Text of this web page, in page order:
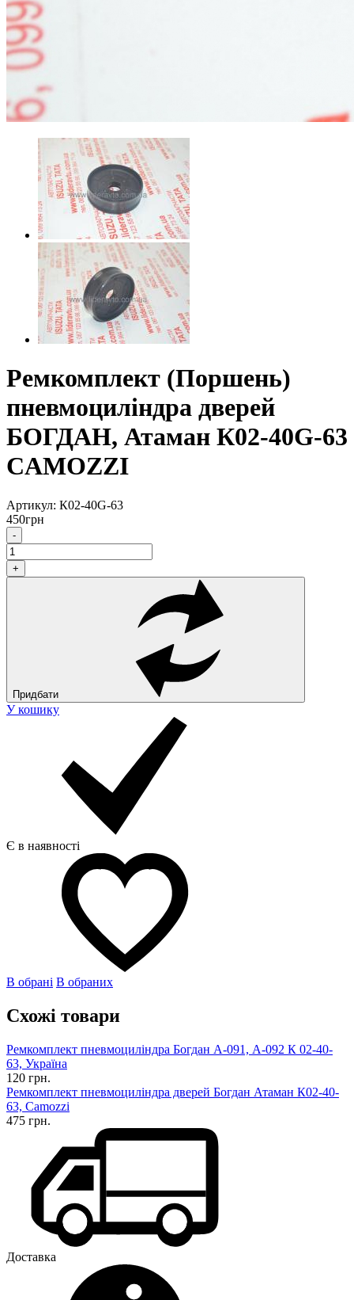
Ремкомплект (Поршень)
пневмоциліндра дверей
БОГДАН, Атаман К02-40G-63
CAMOZZI
Артикул: К02-40G-63
450грн
-
+
Придбати
У кошику
Є в наявності
В обрані В обраних
Схожі товари
Ремкомплект пневмоциліндра Богдан А-091, А-092 К 02-40-
63, Україна
120 грн.
Ремкомплект пневмоциліндра дверей Богдан Атаман К02-40-
63, Camozzi
475 грн.
Доставка